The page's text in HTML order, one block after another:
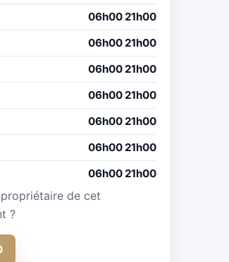
06h00 21h00
06h00 21h00
06h00 21h00
06h00 21h00
06h00 21h00
06h00 21h00
06h00 21h00
de cet
?